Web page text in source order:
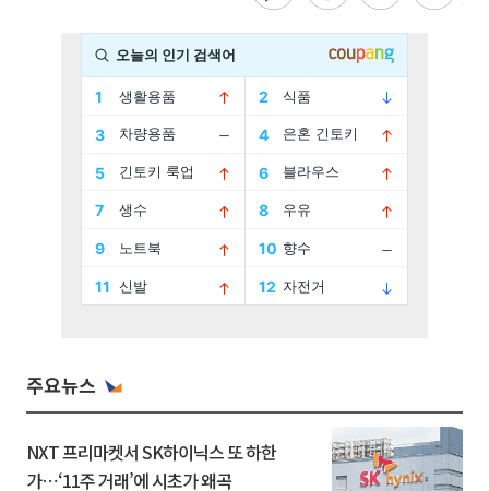
주요뉴스
NXT 프리마켓서 SK하이닉스 또 하한
가⋯‘11주 거래’에 시초가 왜곡